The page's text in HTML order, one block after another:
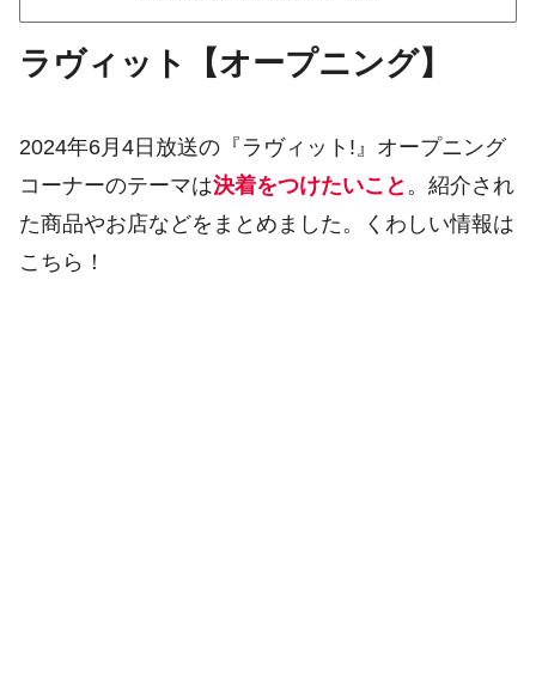
ラヴィット【オープニング】
2024年6月4日放送の『ラヴィット!』オープニング
コーナーのテーマは決着をつけたいこと 。紹介され
た商品やお店などをまとめました。くわしい情報は
こちら！